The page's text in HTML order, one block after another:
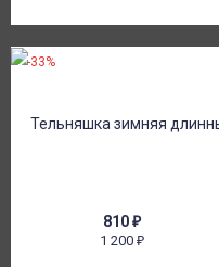
810₽
1 200₽
-33%